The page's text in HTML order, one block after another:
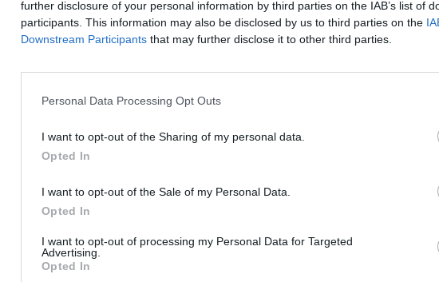
further disclosure of your personal information by third parties on the IAB’s list of
participants. This information may also be disclosed by us to third parties on the
Downstream Participants that may further disclose it to other third parties.
Personal Data Processing Opt Outs
I want to opt-out of the Sharing of my personal data.
Opted In
I want to opt-out of the Sale of my Personal Data.
Opted In
I want to opt-out of processing my Personal Data for Targeted
Advertising.
Opted In